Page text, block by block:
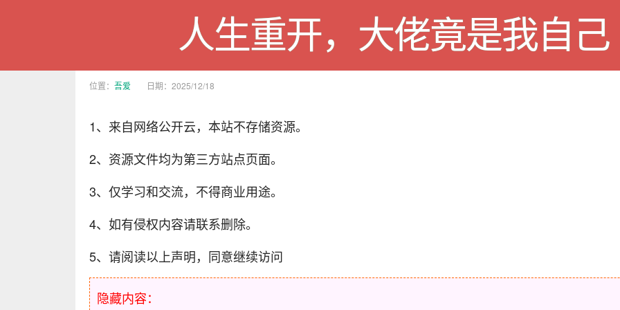
人生重开，大佬竟是我自己
位置： 吾爱 日期：2025/12/18
1、来自网络公开云，本站不存储资源。
2、资源文件均为第三方站点页面。
3、仅学习和交流，不得商业用途。
4、如有侵权内容请联系删除。
5、请阅读以上声明，同意继续访问
隐藏内容：